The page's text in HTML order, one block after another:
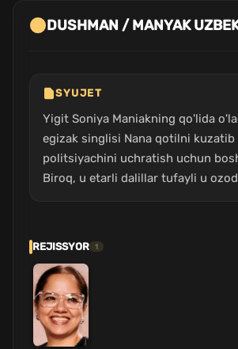
DUSHMAN / MANYAK
SYUJET
Yigit Soniya Maniakning qo'lida
egizak singlisi Nana qotilni kuzatib
politsiyachini uchratish uchun
Biroq, u etarli dalillar tufayli u
REJISSYOR 1